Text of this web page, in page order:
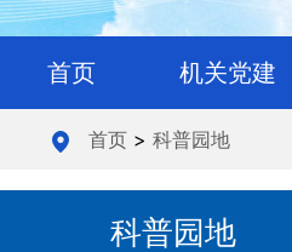
首页 机关党建
首页> 科普园地
科普园地